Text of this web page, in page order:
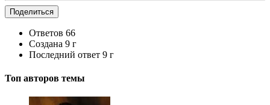
Поделиться
Ответов 66
Создана 9 г
Последний ответ 9 г
Топ авторов темы